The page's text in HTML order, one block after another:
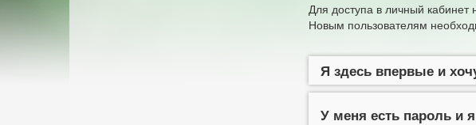
Для доступа в личный кабинет
Новым пользователям
Я здесь впервые и
У меня есть пароль и